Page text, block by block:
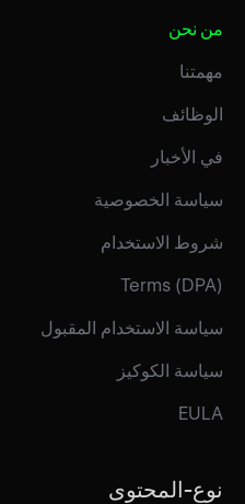
من نحن
مهمتنا
الوظائف
في الأخبار
سياسة الخصوصية
شروط الاستخدام
Terms (DPA)
سياسة الاستخدام المقبول
سياسة الكوكيز
EULA
نوع-المحتوى